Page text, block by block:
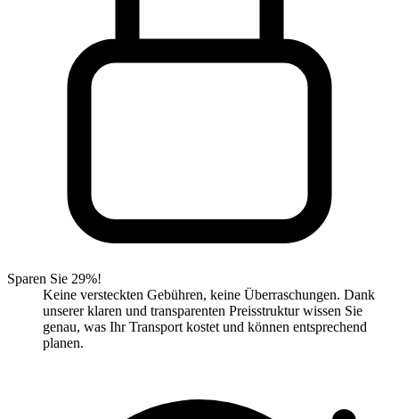
Sparen Sie 29%!
Keine versteckten Gebühren, keine Überraschungen. Dank
unserer klaren und transparenten Preisstruktur wissen Sie
genau, was Ihr Transport kostet und können entsprechend
planen.